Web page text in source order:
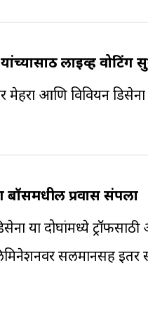
लाइव्ह वोटिंग
आणि विवियन डिसेना
प्रवास संपला
या दोघांमध्ये
सलमानसह इतर